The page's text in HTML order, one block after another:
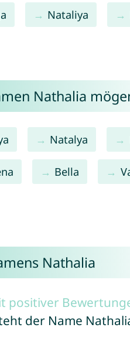
Nataliya
Nathalia
Natalya
Bella
Nathalia
positiver
der Name